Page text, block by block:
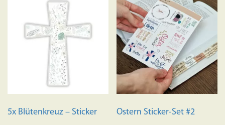
5x Blütenkreuz – Sticker Ostern Sticker-Set #2